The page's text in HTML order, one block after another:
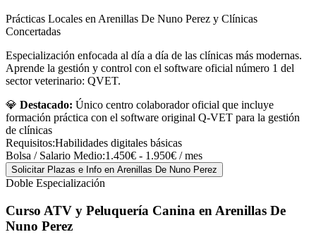
Prácticas Locales en Arenillas De Nuno Perez y Clínicas
Concertadas
Especialización enfocada al día a día de las clínicas más modernas.
Aprende la gestión y control con el software oficial número 1 del
sector veterinario: QVET.
💎 Destacado: Único centro colaborador oficial que incluye
formación práctica con el software original Q-VET para la gestión
de clínicas
Requisitos:Habilidades digitales básicas
Bolsa / Salario Medio:1.450€ - 1.950€ / mes
Solicitar Plazas e Info en Arenillas De Nuno Perez
Doble Especialización
Curso ATV y Peluquería Canina en Arenillas De
Nuno Perez